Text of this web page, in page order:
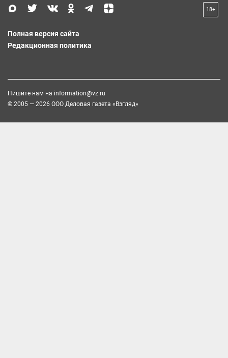
18+
Полная версия сайта
Редакционная политика
Пишите нам на information@vz.ru
© 2005 — 2026 ООО Деловая газета «Взгляд»